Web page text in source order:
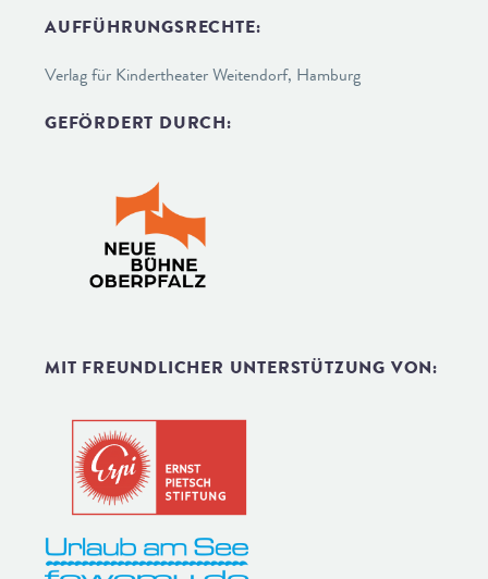
AUFFÜHRUNGSRECHTE:
Verlag für Kindertheater Weitendorf, Hamburg
GEFÖRDERT DURCH:
MIT FREUNDLICHER UNTERSTÜTZUNG VON: